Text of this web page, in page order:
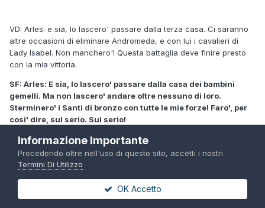
VD: Arles: e sia, lo lascero' passare dalla terza casa. Ci saranno
altre occasioni di eliminare Andromeda, e con lui i cavalieri di
Lady Isabel. Non manchero'! Questa battaglia deve finire presto
con la mia vittoria.
SF: Arles: E sia, lo lascero' passare dalla casa dei bambini
gemelli. Ma non lascero' andare oltre nessuno di loro.
Sterminero' i Santi di bronzo con tutte le mie forze! Faro', per
cosi' dire, sul serio. Sul serio!
(Nota di Fencer: a confronto di questa roba la fedeltà del Tenkai è
pari a quella di Evangelion)
Informazione Importante
Procedendo oltre nell'uso di questo sito, accetti i nostri
Termini Di Utilizzo
OK Accetto